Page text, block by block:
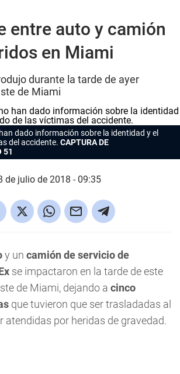
entre auto y camión
en Miami
durante la tarde de ayer
de Miami
dado información sobre la identidad y el
del accidente. CAPTURA DE
51
de julio de 2018 - 09:35
y un camión de servicio de
se impactaron en la tarde de este
de Miami, dejando a cinco
que tuvieron que ser trasladadas al
atendidas por heridas de gravedad.